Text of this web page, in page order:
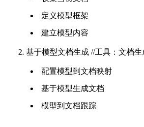
定义模型框架
建立模型内容
2. 基于模型文档生成 //工具：文档生
配置模型到文档映射
基于模型生成文档
模型到文档跟踪